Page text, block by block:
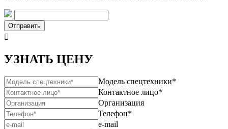
Отправить

УЗНАТЬ ЦЕНУ
Модель спецтехники*
Контактное лицо*
Организация
Телефон*
e-mail